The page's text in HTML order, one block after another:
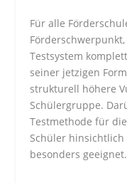
Für alle
Testsystem
seiner jetzigen
strukturell höhere
Schülergruppe.
Testmethode für
Schüler
besonders geeignet.